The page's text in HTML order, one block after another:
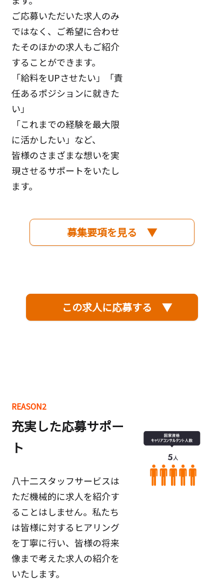
ご応募いただいた求人のみ
ではなく、ご希望に合わせ
たそのほかの求人もご紹介
することができます。
「給料をUPさせたい」「責
任あるポジションに就きた
い」
「これまでの経験を最大限
に活かしたい」など、
皆様のさまざまな想いを実
現させるサポートをいたし
ます。
募集要項を見る ▼
この求人に応募する ▼
REASON2
充実した応募サポー
ト
八十二スタッフサービスは
ただ機械的に求人を紹介す
ることはしません。私たち
は皆様に対するヒアリング
を丁寧に行い、皆様の将来
像まで考えた求人の紹介を
いたします。